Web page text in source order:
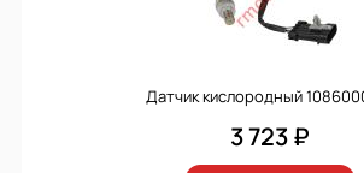
Датчик кислородный
3 723 ₽